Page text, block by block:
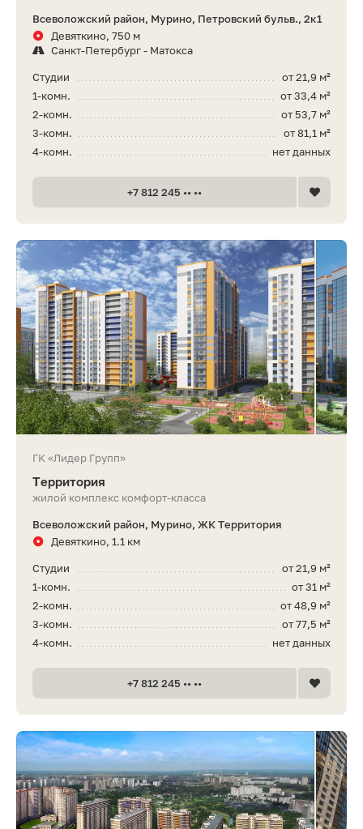
Всеволожский район, Мурино, Петровский бульв., 2к1
Девяткино, 750 м
Санкт-Петербург - Матокса
от 21,9 м²
Студии
от 33,4 м²
1-комн.
от 53,7 м²
2-комн.
от 81,1 м²
3-комн.
нет данных
4-комн.
+7 812 245 •• ••
ГК «Лидер Групп»
Территория
жилой комплекс комфорт-класса
Всеволожский район, Мурино, ЖК Территория
Девяткино, 1.1 км
от 21,9 м²
Студии
от 31 м²
1-комн.
от 48,9 м²
2-комн.
от 77,5 м²
3-комн.
нет данных
4-комн.
+7 812 245 •• ••